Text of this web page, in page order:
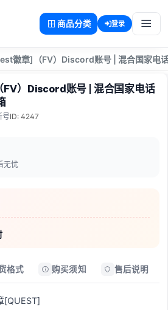
商品分类 登录
徽章]（FV）Discord账号 | 混合国家电
）Discord账号 | 混合国家电话
号ID: 4247
无忧
格式 购买须知 售后说明
[QUEST]